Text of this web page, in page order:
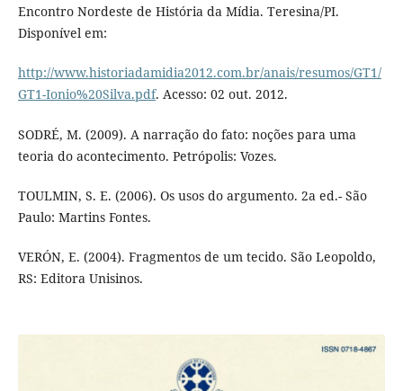
Encontro Nordeste de História da Mídia. Teresina/PI.
Disponível em:
http://www.historiadamidia2012.com.br/anais/resumos/GT1/
GT1-Ionio%20Silva.pdf. Acesso: 02 out. 2012.
SODRÉ, M. (2009). A narração do fato: noções para uma
teoria do acontecimento. Petrópolis: Vozes.
TOULMIN, S. E. (2006). Os usos do argumento. 2a ed.- São
Paulo: Martins Fontes.
VERÓN, E. (2004). Fragmentos de um tecido. São Leopoldo,
RS: Editora Unisinos.